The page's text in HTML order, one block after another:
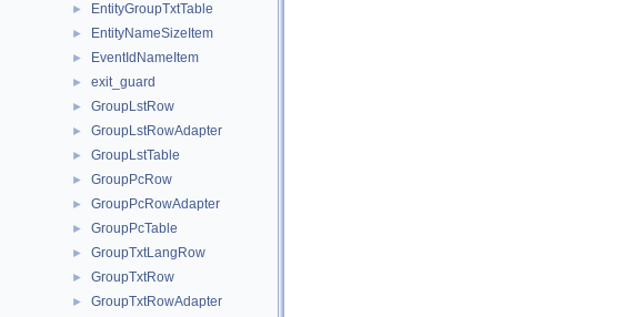
► EntityGroupTxtTable
► EntityNameSizeItem
► EventIdNameItem
► exit_guard
► GroupLstRow
► GroupLstRowAdapter
► GroupLstTable
► GroupPcRow
► GroupPcRowAdapter
► GroupPcTable
► GroupTxtLangRow
► GroupTxtRow
► GroupTxtRowAdapter